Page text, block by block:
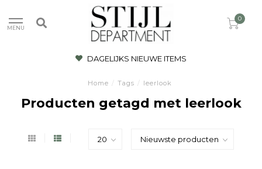
MENU
0
DAGELIJKS NIEUWE ITEMS
Home / Tags / leerlook
Producten getagd met leerlook